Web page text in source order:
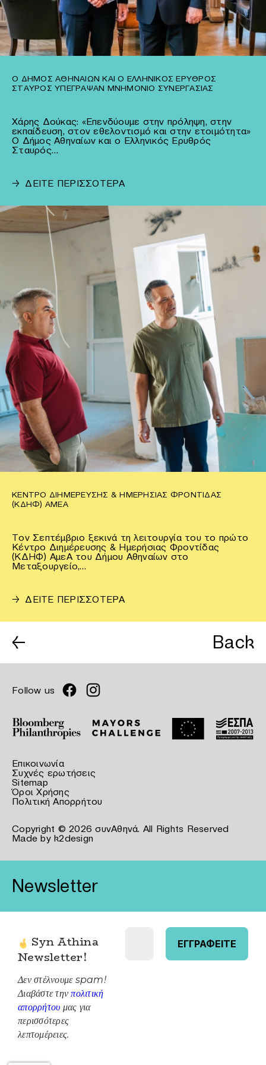
Ο ΔΉΜΟΣ ΑΘΗΝΑΊΩΝ ΚΑΙ Ο ΕΛΛΗΝΙΚΌΣ ΕΡΥΘΡΌΣ
ΣΤΑΥΡΌΣ ΥΠΈΓΡΑΨΑΝ ΜΝΗΜΌΝΙΟ ΣΥΝΕΡΓΑΣΊΑΣ
Χάρης Δούκας: «Επενδύουμε στην πρόληψη, στην
εκπαίδευση, στον εθελοντισμό και στην ετοιμότητα»
Ο Δήμος Αθηναίων και ο Ελληνικός Ερυθρός
Σταυρός…
→ ΔΕΙΤΕ ΠΕΡΙΣΣΟΤΕΡΑ
ΚΈΝΤΡΟ ΔΙΗΜΈΡΕΥΣΗΣ & ΗΜΕΡΉΣΙΑΣ ΦΡΟΝΤΊΔΑΣ
(ΚΔΗΦ) ΑΜΕΑ
Τον Σεπτέμβριο ξεκινά τη λειτουργία του το πρώτο
Κέντρο Διημέρευσης & Ημερήσιας Φροντίδας
(ΚΔΗΦ) ΑμεΑ του Δήμου Αθηναίων στο
Μεταξουργείο,…
→ ΔΕΙΤΕ ΠΕΡΙΣΣΟΤΕΡΑ
← Back
Follow us
Επικοινωνία
Συχνές ερωτήσεις
Sitemap
Όροι Χρήσης
Πολιτική Απορρήτου
Copyright © 2026 συνΑθηνά. All Rights Reserved
Made by k2design
Newsletter
Syn Athina
Newsletter!
Δεν στέλνουμε spam!
Διαβάστε τηνπολιτική
απορρήτου μας για
περισσότερες
λεπτομέρειες.